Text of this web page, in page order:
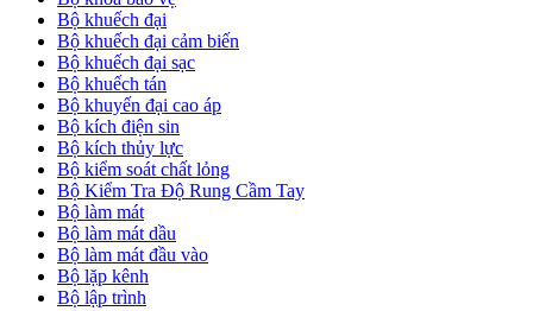
Bộ khuếch đại
Bộ khuếch đại cảm biến
Bộ khuếch đại sạc
Bộ khuếch tán
Bộ khuyến đại cao áp
Bộ kích điện sin
Bộ kích thủy lực
Bộ kiểm soát chất lỏng
Bộ Kiểm Tra Độ Rung Cầm Tay
Bộ làm mát
Bộ làm mát dầu
Bộ làm mát đầu vào
Bộ lặp kênh
Bộ lập trình